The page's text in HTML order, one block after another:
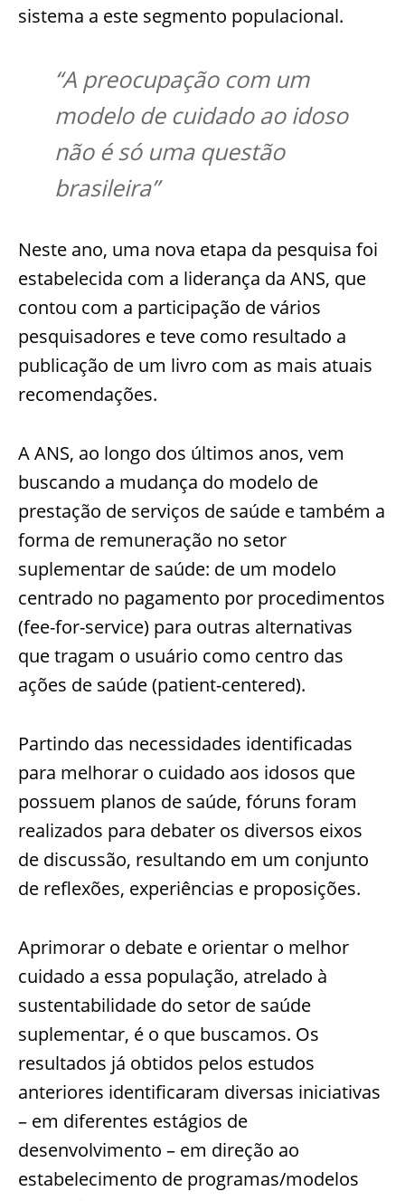
sistema a este segmento populacional.
“A preocupação com um
modelo de cuidado ao idoso
não é só uma questão
brasileira”
Neste ano, uma nova etapa da pesquisa foi
estabelecida com a liderança da ANS, que
contou com a participação de vários
pesquisadores e teve como resultado a
publicação de um livro com as mais atuais
recomendações.
A ANS, ao longo dos últimos anos, vem
buscando a mudança do modelo de
prestação de serviços de saúde e também a
forma de remuneração no setor
suplementar de saúde: de um modelo
centrado no pagamento por procedimentos
(fee-for-service) para outras alternativas
que tragam o usuário como centro das
ações de saúde (patient-centered).
Partindo das necessidades identificadas
para melhorar o cuidado aos idosos que
possuem planos de saúde, fóruns foram
realizados para debater os diversos eixos
de discussão, resultando em um conjunto
de reflexões, experiências e proposições.
Aprimorar o debate e orientar o melhor
cuidado a essa população, atrelado à
sustentabilidade do setor de saúde
suplementar, é o que buscamos. Os
resultados já obtidos pelos estudos
anteriores identificaram diversas iniciativas
– em diferentes estágios de
desenvolvimento – em direção ao
estabelecimento de programas/modelos